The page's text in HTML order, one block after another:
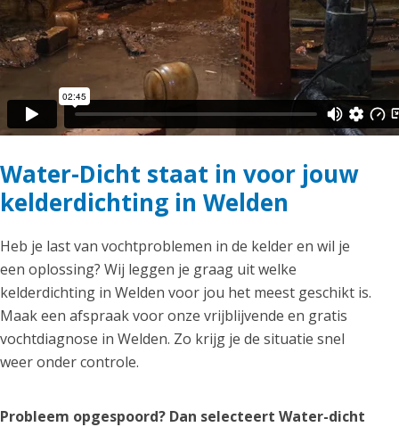
Water-Dicht staat in voor jouw
kelderdichting in Welden
Heb je last van vochtproblemen in de kelder en wil je
een oplossing? Wij leggen je graag uit welke
kelderdichting in Welden voor jou het meest geschikt is.
Maak een afspraak voor onze vrijblijvende en gratis
vochtdiagnose in Welden. Zo krijg je de situatie snel
weer onder controle.
Probleem opgespoord? Dan selecteert Water-dicht